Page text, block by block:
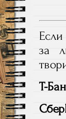
Если
за
Т-